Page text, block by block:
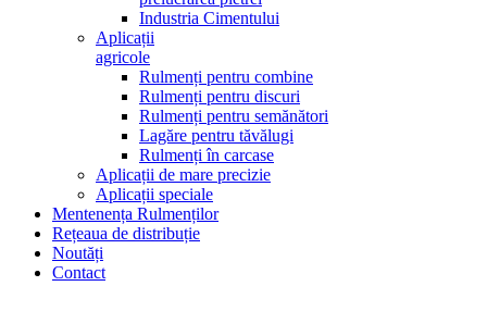
Industria Cimentului
Aplicații
agricole
Rulmenți pentru combine
Rulmenți pentru discuri
Rulmenți pentru semănători
Lagăre pentru tăvălugi
Rulmenți în carcase
Aplicații de mare precizie
Aplicații speciale
Mentenența Rulmenților
Rețeaua de distribuție
Noutăți
Contact